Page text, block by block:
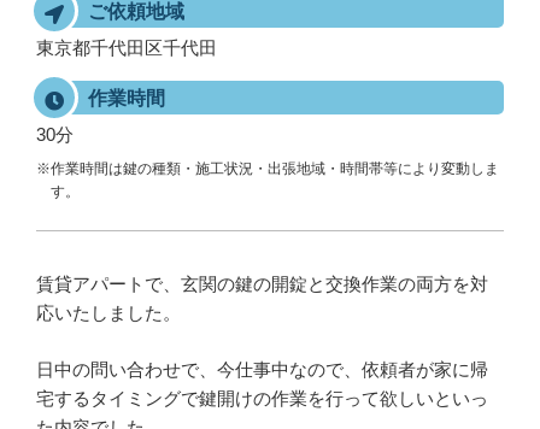
ご依頼地域
東京都千代田区千代田
作業時間
30分
※作業時間は鍵の種類・施工状況・出張地域・時間帯等により変動しま
す。
賃貸アパートで、玄関の鍵の開錠と交換作業の両方を対
応いたしました。
日中の問い合わせで、今仕事中なので、依頼者が家に帰
宅するタイミングで鍵開けの作業を行って欲しいといっ